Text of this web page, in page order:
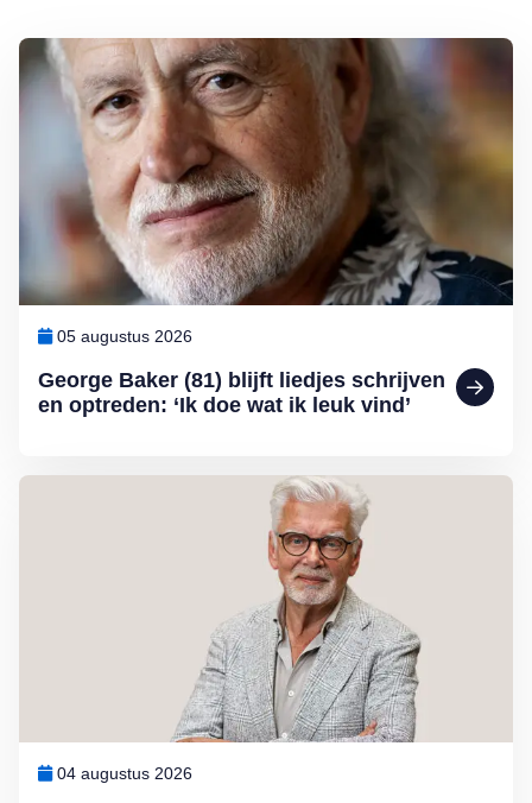
George Baker (81) blijft liedjes schrijven
en optreden: ‘Ik doe wat ik leuk vind’
05 augustus 2026
Lees meer over George Baker (81) blijft liedjes schrijven en
04 augustus 2026
Lees meer over Column Jan Slagter: Samen staan we sterk